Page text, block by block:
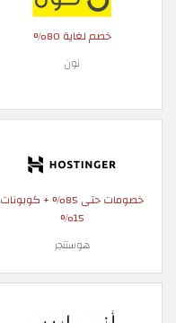
خصم لغاية 80%
نون
خصومات حتى 85% + كوبونات
15%
هوستنجر